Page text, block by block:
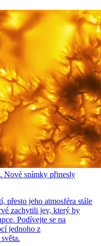
Nové snímky přinesly
přesto jeho atmosféra stále
zachytili jev, který by
Podívejte se na
jednoho z